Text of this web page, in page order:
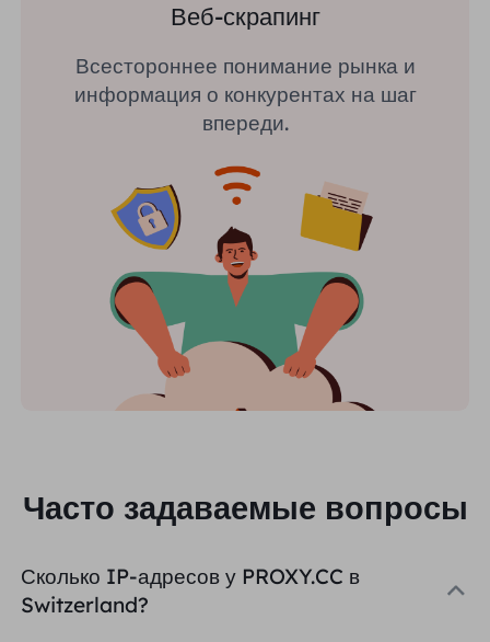
Веб-скрапинг
Всестороннее понимание рынка и
информация о конкурентах на шаг
впереди.
Часто задаваемые вопросы
Сколько IP-адресов у PROXY.CC в
Switzerland?